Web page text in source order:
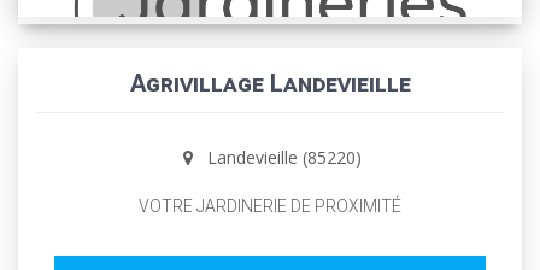
Agrivillage Landevieille
Landevieille (85220)
VOTRE JARDINERIE DE PROXIMITÉ